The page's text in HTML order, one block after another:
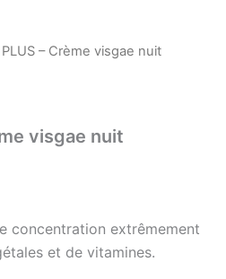
PLUS – Crème visgae nuit
visgae nuit
concentration extrêmement
et de vitamines.